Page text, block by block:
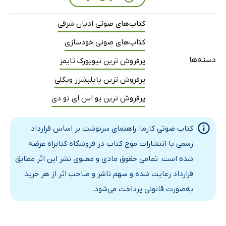
فصل پنجم ـ قسمت دوم: کارما یوگا
فصل پنجم ـ قسمت سوم: سادهانا
فصل ششم ـ قسمت اول: کارما یوگا و پیکر جسمی
فصل ششم ـ قسمت دوم: کارما یوگا و پیکر جسمی
20 دقیقه فصل هفتم ـ قسمت اول: کارما یوگا و پیکر ذهنی
22 دقیقه فصل هفتم ـ قسمت دوم: کارما یوگا و پیکر ذهنی
20 دقیقه فصل هشتم ـ قسمت اول: کارما یوگا و پیکر انرژی
23 دقیقه فصل هشتم ـ قسمت سوم: کارما یوگا و پیکر انرژی
دسته‌ها
کتاب‌های صوتی ادیان شرقی
کتاب‌های صوتی خودسازی
پرفروش ترین نیویورک تایمز
پرفروش ترین پابلیشرز ویکلی
پرفروش ترین یو اس ای تو دی
کتاب صوتی کارما: راهنمای سرنوشت بر اساس قرارداد
رسمی با انتشارات موج کتاب در فروشگاه کتابراه عرضه
شده است. تمامی حقوق مادی و معنوی نشر این اثر مطابق
قرارداد رعایت شده و سهم ناشر و صاحب اثر از هر خرید
به‌صورت قانونی پرداخت می‌شود.